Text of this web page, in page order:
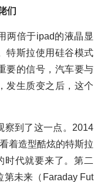
们
两倍于ipad的液晶显
特斯拉使用硅谷模式
要的信号，汽车要与
发生质变之后，这个
察到了这一点。2014
着造型酷炫的特斯拉
时代就要来了。第二
第未来（Faraday Fut